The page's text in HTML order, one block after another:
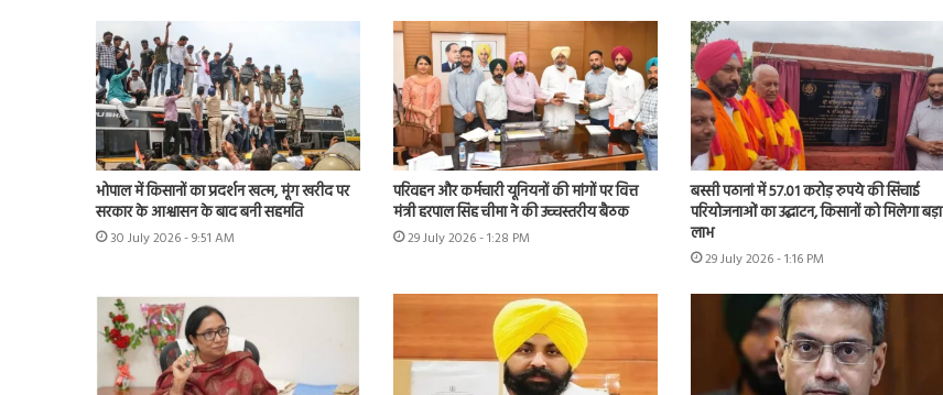
भोपाल में किसानों का प्रदर्शन खत्म, मूंग खरीद पर
सरकार के आश्वासन के बाद बनी सहमति
30 July 2026 - 9:51 AM
परिवहन और कर्मचारी यूनियनों की मांगों पर वित्त
मंत्री हरपाल सिंह चीमा ने की उच्चस्तरीय बैठक
29 July 2026 - 1:28 PM
बस्सी पठानां में 57.01 करोड़ रुपये की सिंचाई
परियोजनाओं का उद्घाटन, किसानों को मिलेगा बड़ा
लाभ
29 July 2026 - 1:16 PM